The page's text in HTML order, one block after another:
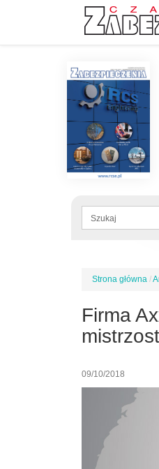
Jesteś
Strona główna /
Firma
09/10/2018